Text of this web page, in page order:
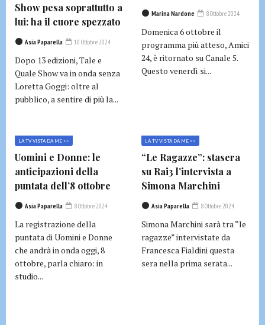
Show pesa soprattutto a
lui: ha il cuore spezzato
Asia Paparella 10 Ottobre 2024
Dopo 13 edizioni, Tale e
Quale Show va in onda senza
Loretta Goggi: oltre al
pubblico, a sentire di più la...
Marina Nardone 8 Ottobre 2024
Domenica 6 ottobre il
programma più atteso, Amici
24, è ritornato su Canale 5.
Questo venerdì si...
LA TV VISTA DA ME >>
Uomini e Donne: le
anticipazioni della
puntata dell’8 ottobre
Asia Paparella 8 Ottobre 2024
La registrazione della
puntata di Uomini e Donne
che andrà in onda oggi, 8
ottobre, parla chiaro: in
studio...
LA TV VISTA DA ME >>
“Le Ragazze”: stasera
su Rai3 l’intervista a
Simona Marchini
Asia Paparella 8 Ottobre 2024
Simona Marchini sarà tra “le
ragazze” intervistate da
Francesca Fialdini questa
sera nella prima serata...